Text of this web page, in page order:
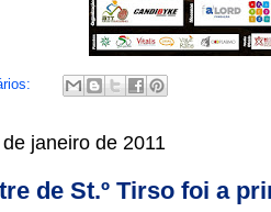
janeiro de 2011
de St.º Tirso foi a